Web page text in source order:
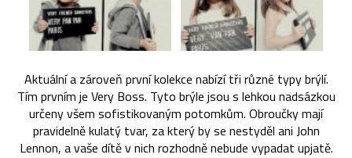
Aktuální a zároveň první kolekce nabízí tři různé typy brýlí.
Tím prvním je Very Boss. Tyto brýle jsou s lehkou nadsázkou
určeny všem sofistikovaným potomkům. Obroučky mají
pravidelně kulatý tvar, za který by se nestyděl ani John
Lennon, a vaše dítě v nich rozhodně nebude vypadat upjatě.